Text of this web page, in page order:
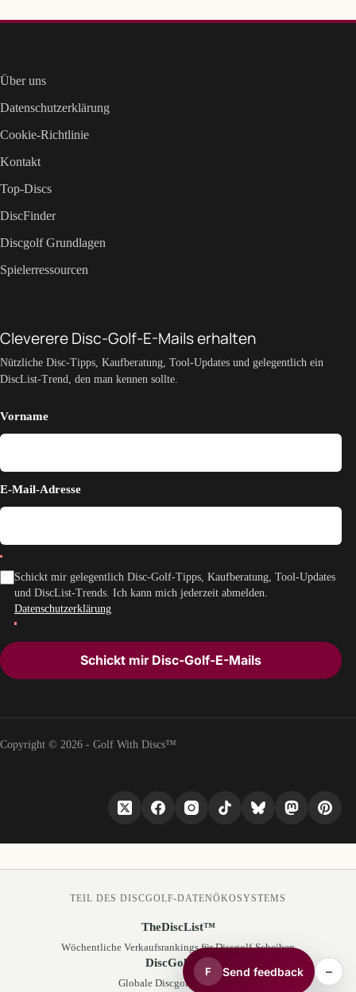
Über uns
Datenschutzerklärung
Cookie-Richtlinie
Kontakt
Top-Discs
DiscFinder
Discgolf Grundlagen
Spielerressourcen
Cleverere Disc-Golf-E-Mails erhalten
Nützliche Disc-Tipps, Kaufberatung, Tool-Updates und gelegentlich ein
DiscList-Trend, den man kennen sollte.
Vorname
E-Mail-Adresse
Schickt mir gelegentlich Disc-Golf-Tipps, Kaufberatung, Tool-Updates
und DiscList-Trends. Ich kann mich jederzeit abmelden.
Datenschutzerklärung
Schickt mir Disc-Golf-E-Mails
Copyright © 2026 - Golf With Discs™
F Send feedback –
TEIL DES DISCGOLF-DATENÖKOSYSTEMS
TheDiscList™
Wöchentliche Verkaufsrankings für Discgolf-Scheiben
DiscGolfAPI
Globale Discgolf-Kursdaten